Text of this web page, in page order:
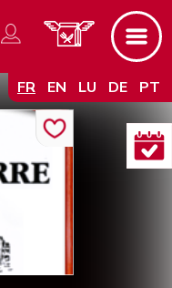
FR EN LU DE PT